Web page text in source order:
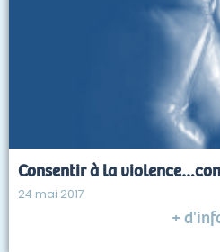
Consentir à la
24 mai 2017
+